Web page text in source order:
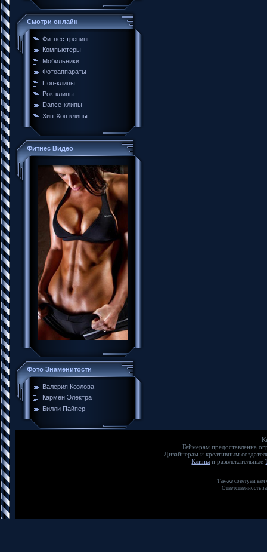
Смотри онлайн
Фитнес тренинг
Компьютеры
Мобильники
Фотоаппараты
Поп-клипы
Рок-клипы
Dance-клипы
Хип-Хоп клипы
Фитнес Видео
Фото Знаменитости
Валерия Козлова
Кармен Электра
Билли Пайпер
Геймерам предоставленна
Дизайнерам и креативным
Клипы и развлекательные
Так-же советуем
Ответственность